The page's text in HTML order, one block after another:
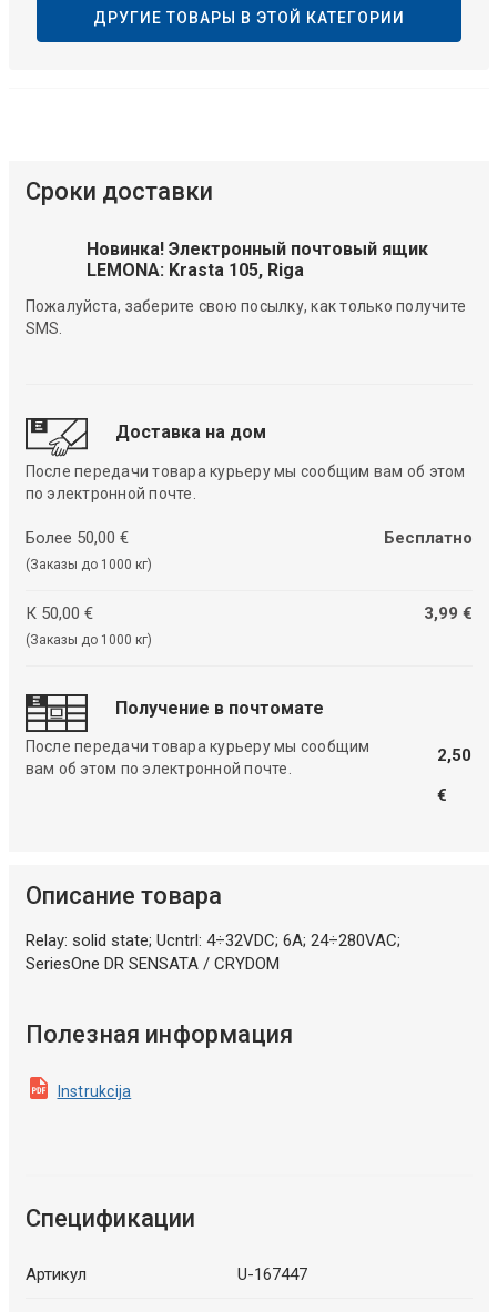
ДРУГИЕ ТОВАРЫ В ЭТОЙ КАТЕГОРИИ
Сроки доставки
Новинка! Электронный почтовый ящик
LEMONA: Krasta 105, Riga
Пожалуйста, заберите свою посылку, как только получите
SMS.
Доставка на дом
После передачи товара курьеру мы сообщим вам об этом
по электронной почте.
Более 50,00 €
(Заказы до 1000 кг)
Бесплатно
К 50,00 €
(Заказы до 1000 кг)
3,99 €
Получение в почтомате
После передачи товара курьеру мы сообщим
вам об этом по электронной почте.
2,50
€
Описание товара
Relay: solid state; Ucntrl: 4÷32VDC; 6A; 24÷280VAC;
SeriesOne DR SENSATA / CRYDOM
Полезная информация
Instrukcija
Спецификации
Артикул U-167447